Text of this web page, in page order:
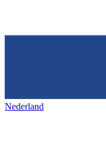
Nederland